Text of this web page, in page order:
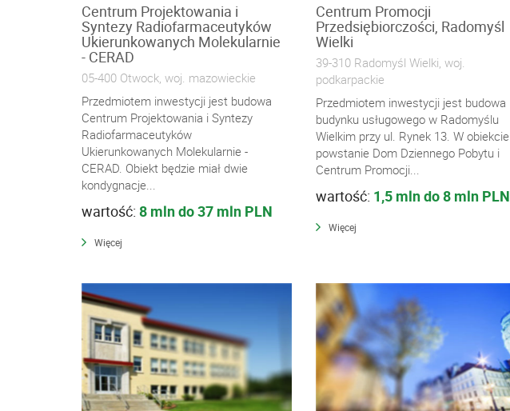
Centrum Projektowania i
Syntezy Radiofarmaceutyków
Ukierunkowanych Molekularnie
- CERAD
05-400 Otwock, woj. mazowieckie
Przedmiotem inwestycji jest budowa
Centrum Projektowania i Syntezy
Radiofarmaceutyków
Ukierunkowanych Molekularnie -
CERAD. Obiekt będzie miał dwie
kondygnacje...
wartość: 8 mln do 37 mln PLN
Więcej
Centrum Promocji
Przedsiębiorczości, Radomyśl
Wielki
39-310 Radomyśl Wielki, woj.
podkarpackie
Przedmiotem inwestycji jest budowa
budynku usługowego w Radomyślu
Wielkim przy ul. Rynek 13. W obiekcie
powstanie Dom Dziennego Pobytu i
Centrum Promocji...
wartość: 1,5 mln do 8 mln PLN
Więcej